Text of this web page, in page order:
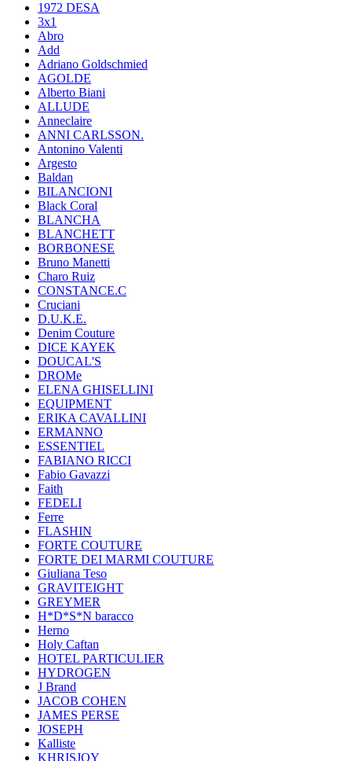
1972 DESA
3x1
Abro
Add
Adriano Goldschmied
AGOLDE
Alberto Biani
ALLUDE
Anneclaire
ANNI CARLSSON.
Antonino Valenti
Argesto
Baldan
BILANCIONI
Black Coral
BLANCHA
BLANCHETT
BORBONESE
Bruno Manetti
Charo Ruiz
CONSTANCE.C
Cruciani
D.U.K.E.
Denim Couture
DICE KAYEK
DOUCAL'S
DROMe
ELENA GHISELLINI
EQUIPMENT
ERIKA CAVALLINI
ERMANNO
ESSENTIEL
FABIANO RICCI
Fabio Gavazzi
Faith
FEDELI
Ferre
FLASHIN
FORTE COUTURE
FORTE DEI MARMI COUTURE
Giuliana Teso
GRAVITEIGHT
GREYMER
H*D*S*N baracco
Herno
Holy Caftan
HOTEL PARTICULIER
HYDROGEN
J Brand
JACOB COHEN
JAMES PERSE
JOSEPH
Kalliste
KHRISJOY